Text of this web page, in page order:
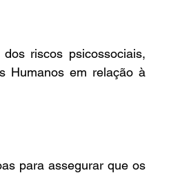
riscos psicossociais,
Humanos em relação à
para assegurar que os